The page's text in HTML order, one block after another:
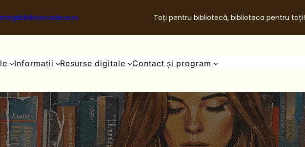
Toți pentru bibliotecă, biblioteca pentru toți!
Informații Resurse digitale Contact și program